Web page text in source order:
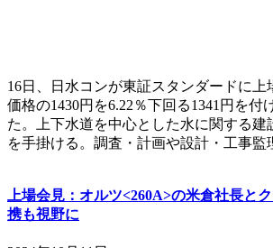
16日、日水コンが東証スタンダードに上
価格の1430円を6.22％下回る1341円を付
た。上下水道を中心とした水に関する建
を手掛ける。調査・計画や設計・工事
上場会見：オルツ<260A>の米倉社長と
携も視野に